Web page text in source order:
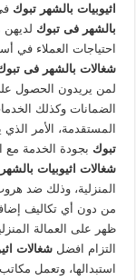
اثيوبيات بالشهر تبوك
بالشهر فى تبوك
احتياجات العملاء
شغالات بالشهر فى
لمن يريدون الحصول
الضمانات وكذلك
المستقدمة، الأمر
تبوك بجودة الخدمة مع
شغالات اثيوبيات
المنزلية، وذلك ضد
من دون أي تكاليف
ظهر على العمالة
التزام افضلشغالات
استبدالها، وتعمل